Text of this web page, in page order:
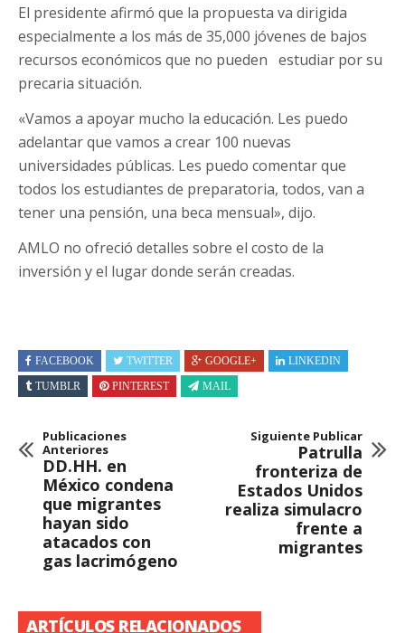
El presidente afirmó que la propuesta va dirigida
especialmente a los más de 35,000 jóvenes de bajos
recursos económicos que no pueden estudiar por su
precaria situación.
«Vamos a apoyar mucho la educación. Les puedo
adelantar que vamos a crear 100 nuevas
universidades públicas. Les puedo comentar que
todos los estudiantes de preparatoria, todos, van a
tener una pensión, una beca mensual», dijo.
AMLO no ofreció detalles sobre el costo de la
inversión y el lugar donde serán creadas.
FACEBOOK TWITTER GOOGLE+
LINKEDIN
TUMBLR
PINTEREST MAIL
Publicaciones
Anteriores
DD.HH. en
México condena
que migrantes
hayan sido
atacados con
gas lacrimógeno
Siguiente Publicar
Patrulla
fronteriza de
Estados Unidos
realiza simulacro
frente a
migrantes
ARTÍCULOS RELACIONADOS